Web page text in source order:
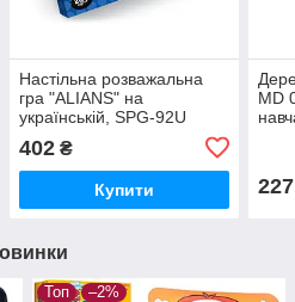
Настільна розважальна
гра "ALIANS" на
українській, SPG-92U
402₴
Купити
MD
227
Топ –2%